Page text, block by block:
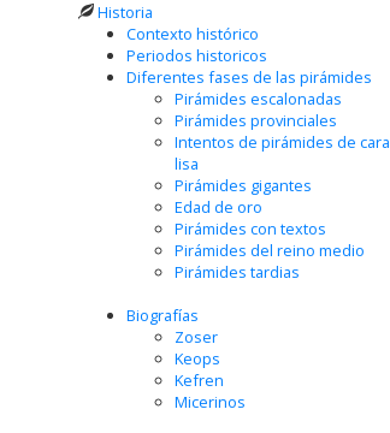
Historia
Contexto histórico
Periodos historicos
Diferentes fases de las pirámides
Pirámides escalonadas
Pirámides provinciales
Intentos de pirámides de cara
lisa
Pirámides gigantes
Edad de oro
Pirámides con textos
Pirámides del reino medio
Pirámides tardias
Biografías
Zoser
Keops
Kefren
Micerinos